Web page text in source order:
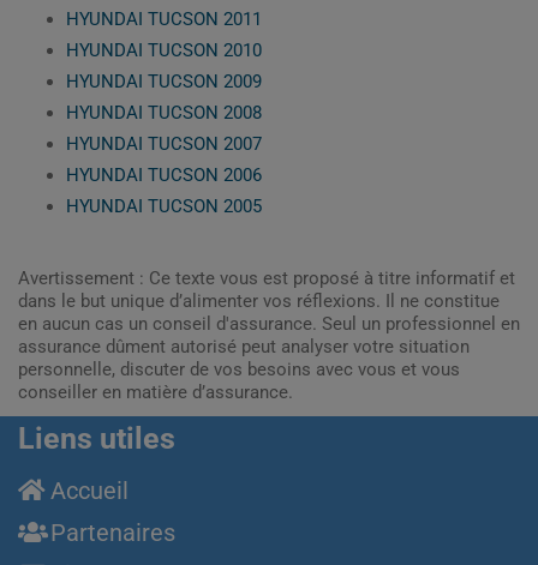
HYUNDAI TUCSON 2011
HYUNDAI TUCSON 2010
HYUNDAI TUCSON 2009
HYUNDAI TUCSON 2008
HYUNDAI TUCSON 2007
HYUNDAI TUCSON 2006
HYUNDAI TUCSON 2005
Avertissement : Ce texte vous est proposé à titre informatif et
dans le but unique d’alimenter vos réflexions. Il ne constitue
en aucun cas un conseil d'assurance. Seul un professionnel en
assurance dûment autorisé peut analyser votre situation
personnelle, discuter de vos besoins avec vous et vous
conseiller en matière d’assurance.
Liens utiles
Accueil
Partenaires